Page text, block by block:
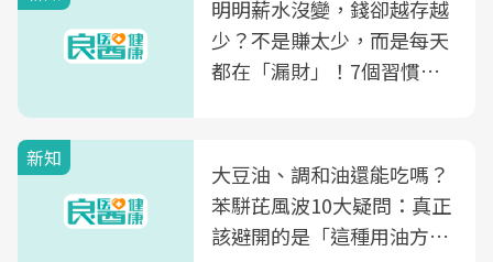
明明薪水沒變，錢卻越存越
少？不是賺太少，而是每天
都在「漏財」！7個習慣一
新知
大豆油、調和油還能吃嗎？
苯駢芘風波10大疑問：真正
該避開的是「這種用油方